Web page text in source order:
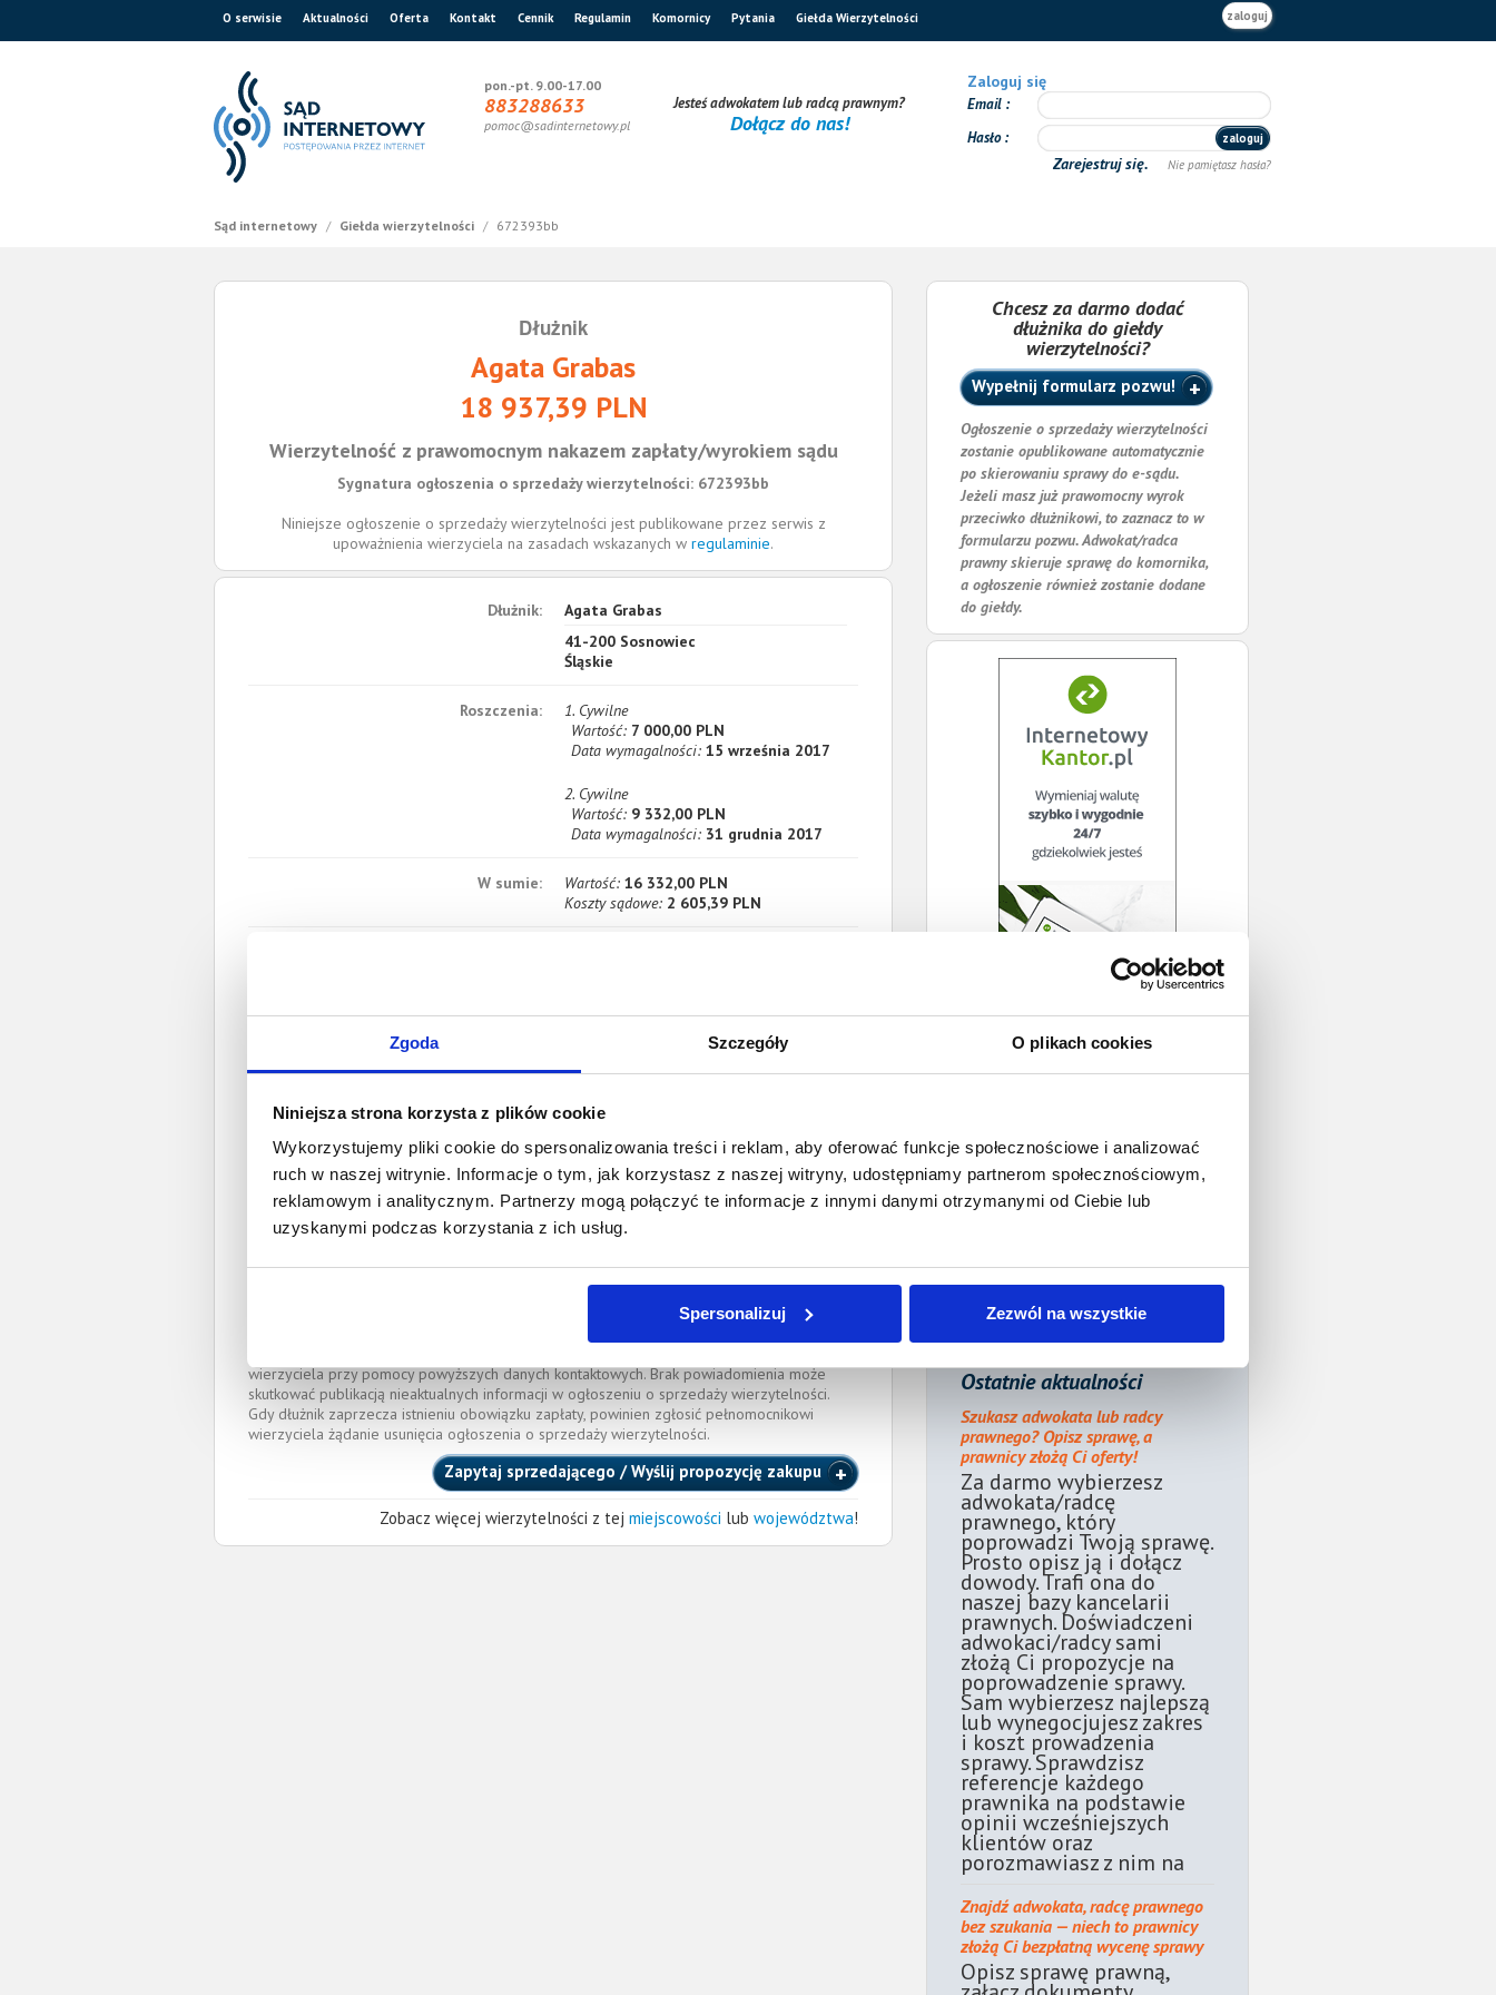
Zgoda Szczegóły O plikach cookies
Niniejsza strona korzysta z plików cookie
Wykorzystujemy pliki cookie do spersonalizowania treści i reklam, aby oferować funkcje społecznościowe i analizować
ruch w naszej witrynie. Informacje o tym, jak korzystasz z naszej witryny, udostępniamy partnerom społecznościowym,
reklamowym i analitycznym. Partnerzy mogą połączyć te informacje z innymi danymi otrzymanymi od Ciebie lub
uzyskanymi podczas korzystania z ich usług.
Spersonalizuj Zezwól na wszystkie
O serwisie Aktualności Oferta Kontakt Cennik Regulamin Komornicy Pytania Giełda Wierzytelności zaloguj
pon.-pt. 9.00-17.00
883288633
pomoc@sadinternetowy.pl
Jesteś adwokatem lub radcą prawnym?
Dołącz do nas!
Zaloguj się
Email
Hasło
zaloguj
Zarejestruj się. Nie pamiętasz hasła?
Sąd internetowy / Giełda wierzytelności / 672393bb
Dłużnik
Agata Grabas
18 937,39 PLN
Wierzytelność z prawomocnym nakazem zapłaty/wyrokiem sądu
Sygnatura ogłoszenia o sprzedaży wierzytelności: 672393bb
Niniejsze ogłoszenie o sprzedaży wierzytelności jest publikowane przez serwis z
upoważnienia wierzyciela na zasadach wskazanych w regulaminie.
Dłużnik:
Agata Grabas
41-200 Sosnowiec
Śląskie
Roszczenia:
1. Cywilne
Wartość: 7 000,00 PLN
Data wymagalności: 15 września 2017
2. Cywilne
Wartość: 9 332,00 PLN
Data wymagalności: 31 grudnia 2017
W sumie: Wartość:16 332,00 PLN
Koszty sądowe: 2 605,39 PLN
Prawomocny nakaz zapłaty/
Data wystawienia:
Pełnomocnik wierzyciela:
Aneta Ledwoch-Adamczuk
aneta.ledwoch@sadinternetowy.pl , tel.:606 401 183
wierzyciela przy pomocy powyższych danych kontaktowych. Brak powiadomienia może
skutkować publikacją nieaktualnych informacji w ogłoszeniu o sprzedaży wierzytelności.
Gdy dłużnik zaprzecza istnieniu obowiązku zapłaty, powinien zgłosić pełnomocnikowi
wierzyciela żądanie usunięcia ogłoszenia o sprzedaży wierzytelności.
Zapytaj sprzedającego / Wyślij propozycję zakupu
Zobacz więcej wierzytelności z tej miejscowości lub województwa!
Chcesz za darmo dodać
dłużnika do giełdy
wierzytelności?
Wypełnij formularz pozwu!
Ogłoszenie o sprzedaży wierzytelności
zostanie opublikowane automatycznie
po skierowaniu sprawy do e-sądu.
Jeżeli masz już prawomocny wyrok
przeciwko dłużnikowi, to zaznacz to w
formularzu pozwu. Adwokat/radca
prawny skieruje sprawę do komornika,
a ogłoszenie również zostanie dodane
do giełdy.
Ostatnie aktualności
Szukasz adwokata lub radcy
prawnego? Opisz sprawę, a
prawnicy złożą Ci oferty!
Za darmo wybierzesz
adwokata/radcę
prawnego, który
poprowadzi Twoją sprawę.
Prosto opisz ją i dołącz
dowody. Trafi ona do
naszej bazy kancelarii
prawnych. Doświadczeni
adwokaci/radcy sami
złożą Ci propozycje na
poprowadzenie sprawy.
Sam wybierzesz najlepszą
lub wynegocjujesz zakres
i koszt prowadzenia
sprawy. Sprawdzisz
referencje każdego
prawnika na podstawie
opinii wcześniejszych
klientów oraz
porozmawiasz z nim na
Znajdź adwokata, radcę prawnego
bez szukania — niech to prawnicy
złożą Ci bezpłatną wycenę sprawy
Opisz sprawę prawną,